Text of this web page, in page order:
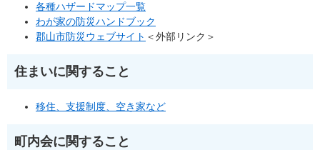
各種ハザードマップ一覧
わが家の防災ハンドブック
郡山市防災ウェブサイト ＜外部リンク＞
住まいに関すること
移住、支援制度、空き家など
町内会に関すること